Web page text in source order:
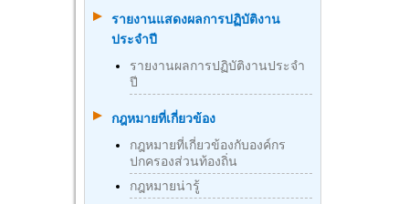
รายงานแสดงผลการปฏิบัติงาน
ประจำปี
รายงานผลการปฏิบัติงานประจำ
ปี
กฎหมายที่เกี่ยวข้อง
กฎหมายที่เกี่ยวข้องกับองค์กร
ปกครองส่วนท้องถิ่น
กฎหมายน่ารู้